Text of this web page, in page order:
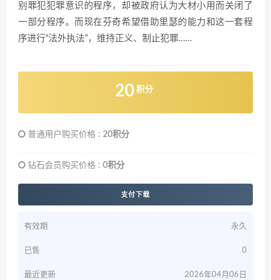
别罪犯犯罪意识的程序，却被政府认为大材小用而关闭了
一部分程序。而现在芬奇希望借助里瑟的能力和这一套程
序进行“法外执法”，维持正义、制止犯罪……
20 积分
普通用户购买价格 : 20积分
钻石会员购买价格 : 0积分
支付下载
有效期 永久
已售 0
最近更新 2026年04月06日